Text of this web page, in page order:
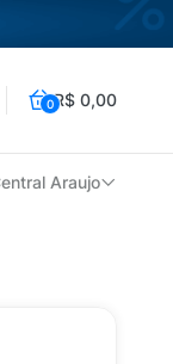
0R$ 0,00
Araujo